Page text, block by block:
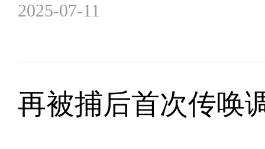
2025-07-11
再被捕后首次传唤